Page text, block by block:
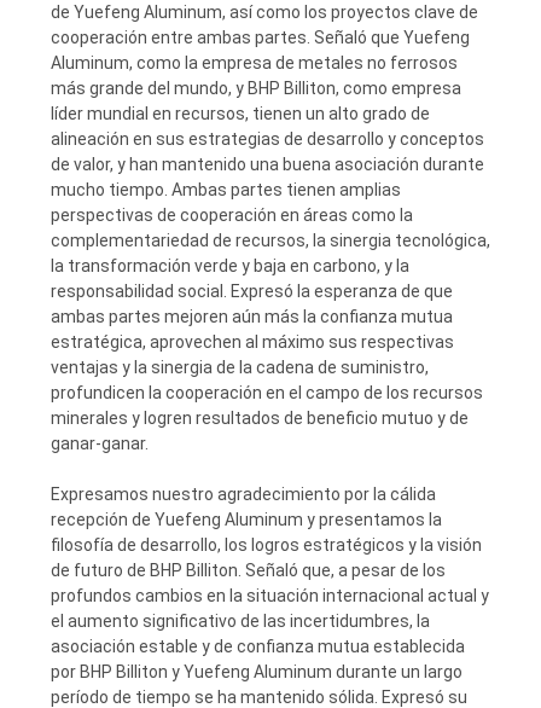
MAPA
DEL
SITIO
PRIVACY
POLICY
de Yuefeng Aluminum, así como los proyectos clave de
cooperación entre ambas partes. Señaló que Yuefeng
Aluminum, como la empresa de metales no ferrosos
más grande del mundo, y BHP Billiton, como empresa
líder mundial en recursos, tienen un alto grado de
alineación en sus estrategias de desarrollo y conceptos
de valor, y han mantenido una buena asociación durante
mucho tiempo. Ambas partes tienen amplias
perspectivas de cooperación en áreas como la
complementariedad de recursos, la sinergia tecnológica,
la transformación verde y baja en carbono, y la
responsabilidad social. Expresó la esperanza de que
ambas partes mejoren aún más la confianza mutua
estratégica, aprovechen al máximo sus respectivas
ventajas y la sinergia de la cadena de suministro,
profundicen la cooperación en el campo de los recursos
minerales y logren resultados de beneficio mutuo y de
ganar-ganar.
Expresamos nuestro agradecimiento por la cálida
recepción de Yuefeng Aluminum y presentamos la
filosofía de desarrollo, los logros estratégicos y la visión
de futuro de BHP Billiton. Señaló que, a pesar de los
profundos cambios en la situación internacional actual y
el aumento significativo de las incertidumbres, la
asociación estable y de confianza mutua establecida
por BHP Billiton y Yuefeng Aluminum durante un largo
período de tiempo se ha mantenido sólida. Expresó su